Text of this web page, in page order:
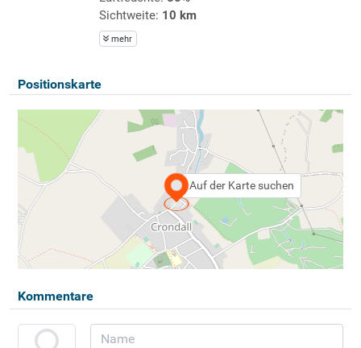
Sichtweite: 10 km
mehr
Positionskarte
Auf der Karte suchen
Kommentare